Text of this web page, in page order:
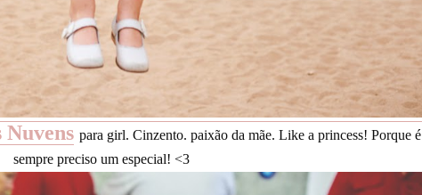
Nuvens para girl. Cinzento. paixão da mãe. Like a princess! Porque é
sempre preciso um especial! <3